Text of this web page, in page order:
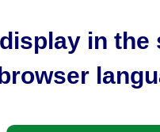
in the
9階）電話054-354-